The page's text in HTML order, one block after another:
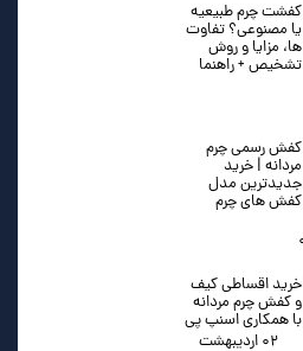
کفشت چرم طبیعیه
یا مصنوعی؟ تفاوت
ها، مزایا و روش
تشخیص + راهنما
کفش رسمی چرم
مردانه | خرید
جدیدترین مدل
کفش های چرم
خرید اقساطی کیف
و کفش چرم مردانه
با همکاری اسنپ پی
۰۲ اردیبهشت